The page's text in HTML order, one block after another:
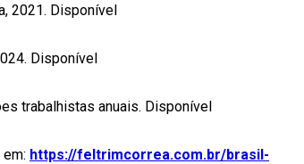
2021. Disponível
Disponível
trabalhistas anuais. Disponível
https://feltrimcorrea.com.br/brasil-